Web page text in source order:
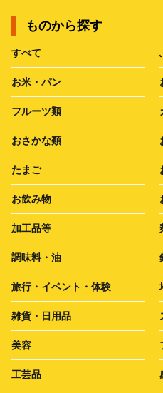
ものから探す
すべて
お米・パン
フルーツ類
おさかな類
たまご
お飲み物
加工品等
調味料・油
旅行・イベント・体験
雑貨・日用品
美容
工芸品